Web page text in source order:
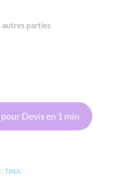
autres parties
Devis en 1 min
TINA